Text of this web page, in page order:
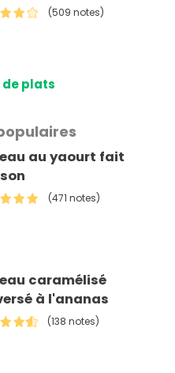
(509 notes)
de plats
au yaourt fait
(471 notes)
caramélisé
à l'ananas
(138 notes)